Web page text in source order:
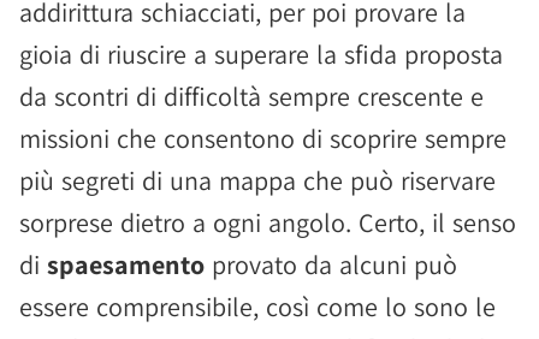
addirittura schiacciati, per poi provare la
gioia di riuscire a superare la sfida proposta
da scontri di difficoltà sempre crescente e
missioni che consentono di scoprire sempre
più segreti di una mappa che può riservare
sorprese dietro a ogni angolo. Certo, il senso
di spaesamento provato da alcuni può
essere comprensibile, così come lo sono le